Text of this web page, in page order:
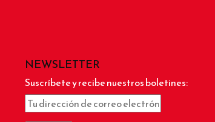
NEWSLETTER
Suscríbete y recibe nuestros boletines: